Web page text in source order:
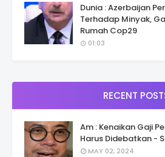
Dunia : Azerbaijan
Terhadap Minyak,
Rumah Cop29
01:03
RECENT
Am : Kenaikan Gaji
Harus Didebatkan -
MAY 02, 2024